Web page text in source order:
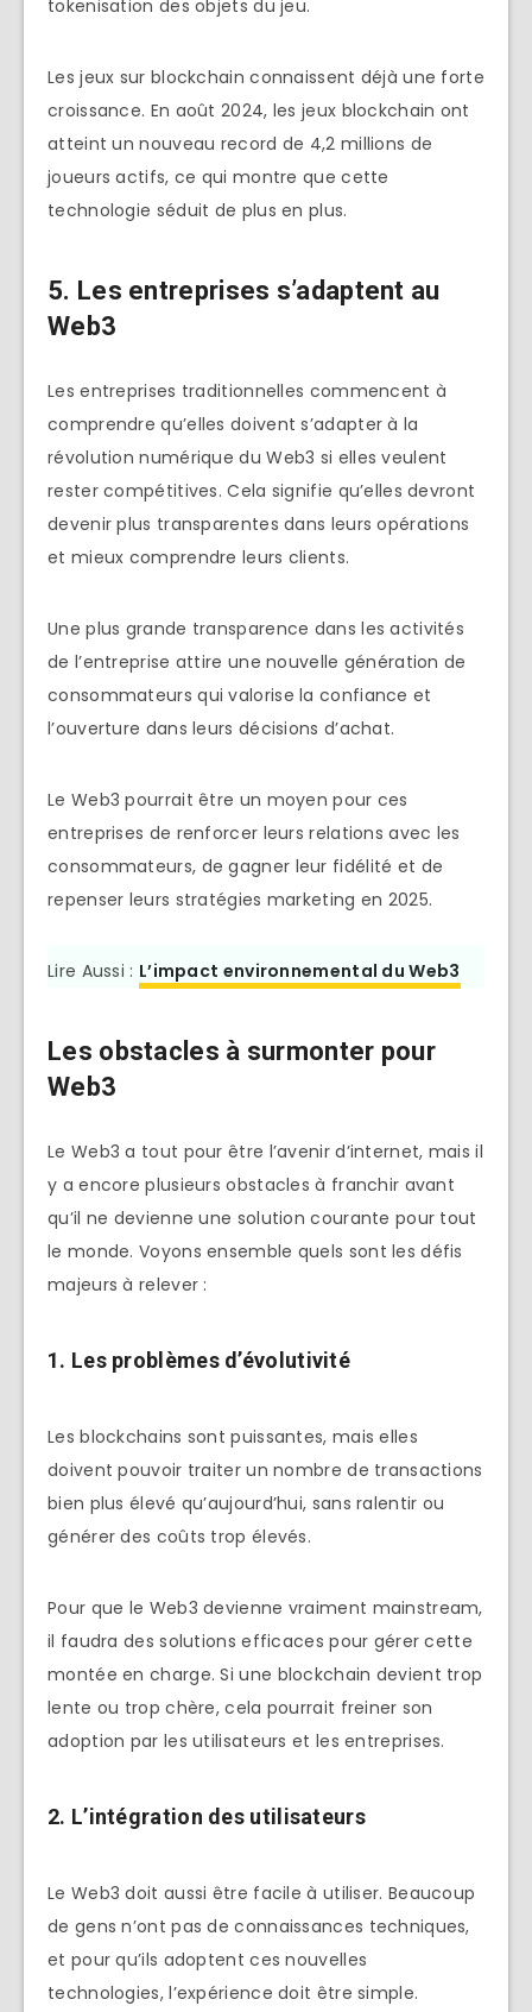
tokenisation des objets du jeu.
Les jeux sur blockchain connaissent déjà une forte
croissance. En août 2024, les jeux blockchain ont
atteint un nouveau record de 4,2 millions de
joueurs actifs, ce qui montre que cette
technologie séduit de plus en plus.
5. Les entreprises s’adaptent au
Web3
Les entreprises traditionnelles commencent à
comprendre qu’elles doivent s’adapter à la
révolution numérique du Web3 si elles veulent
rester compétitives. Cela signifie qu’elles devront
devenir plus transparentes dans leurs opérations
et mieux comprendre leurs clients.
Une plus grande transparence dans les activités
de l’entreprise attire une nouvelle génération de
consommateurs qui valorise la confiance et
l’ouverture dans leurs décisions d’achat.
Le Web3 pourrait être un moyen pour ces
entreprises de renforcer leurs relations avec les
consommateurs, de gagner leur fidélité et de
repenser leurs stratégies marketing en 2025.
Lire Aussi : L’impact environnemental du Web3
Les obstacles à surmonter pour
Web3
Le Web3 a tout pour être l’avenir d’internet, mais il
y a encore plusieurs obstacles à franchir avant
qu’il ne devienne une solution courante pour tout
le monde. Voyons ensemble quels sont les défis
majeurs à relever :
1. Les problèmes d’évolutivité
Les blockchains sont puissantes, mais elles
doivent pouvoir traiter un nombre de transactions
bien plus élevé qu’aujourd’hui, sans ralentir ou
générer des coûts trop élevés.
Pour que le Web3 devienne vraiment mainstream,
il faudra des solutions efficaces pour gérer cette
montée en charge. Si une blockchain devient trop
lente ou trop chère, cela pourrait freiner son
adoption par les utilisateurs et les entreprises.
2. L’intégration des utilisateurs
Le Web3 doit aussi être facile à utiliser. Beaucoup
de gens n’ont pas de connaissances techniques,
et pour qu’ils adoptent ces nouvelles
technologies, l’expérience doit être simple.